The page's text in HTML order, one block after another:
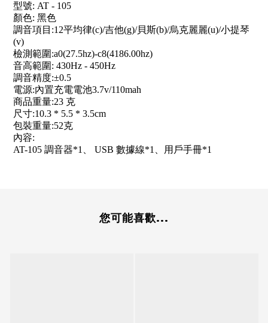
型號: AT - 105
顏色: 黑色
調音項目:12平均律(c)/吉他(g)/貝斯(b)/烏克麗麗(u)/小提琴
(v)
檢測範圍:a0(27.5hz)-c8(4186.00hz)
音高範圍: 430Hz - 450Hz
調音精度:±0.5
電源:內置充電電池3.7v/110mah
商品重量:23 克
尺寸:10.3 * 5.5 * 3.5cm
包裝重量:52克
內容:
AT-105 調音器*1、 USB 數據線*1、用戶手冊*1
您可能喜歡...